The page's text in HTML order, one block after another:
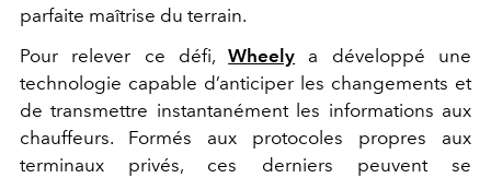
parfaite maîtrise du terrain.
Pour relever ce défi,Wheely a développé une
technologie capable d’anticiper les changements et
de transmettre instantanément les informations aux
chauffeurs. Formés aux protocoles propres aux
terminaux privés, ces derniers peuvent se